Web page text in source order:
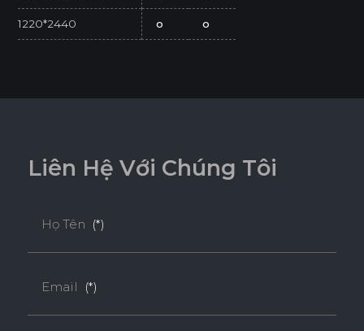
1220*2440 o o
nhau.
Liên Hệ Với Chúng Tôi
Họ Tên (*)
Email (*)